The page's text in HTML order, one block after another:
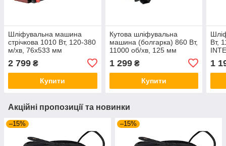
Шліфувальна машина
стрічкова 1010 Вт, 120-380
м/хв, 76x533 мм
2 799 ₴
Купити
Кутова шліфувальна
машина (болгарка) 860 Вт,
11000 об/хв, 125 мм
1 299₴
Купити
Вт,
1
Акційні пропозиції та новинки
–15% –15%